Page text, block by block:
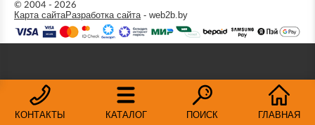
КОНТАКТЫ КАТАЛОГ ПОИСК ГЛАВНАЯ
© 2004 - 2026
Карта сайтаРазработка сайта- web2b.by